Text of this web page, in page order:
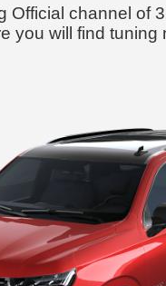
Official channel of
you will find